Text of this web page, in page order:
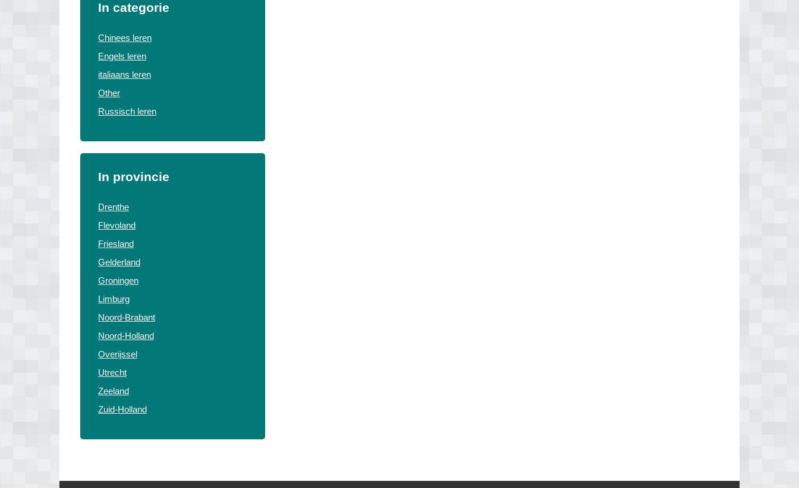
In categorie
Chinees leren
Engels leren
italiaans leren
Other
Russisch leren
In provincie
Drenthe
Flevoland
Friesland
Gelderland
Groningen
Limburg
Noord-Brabant
Noord-Holland
Overijssel
Utrecht
Zeeland
Zuid-Holland